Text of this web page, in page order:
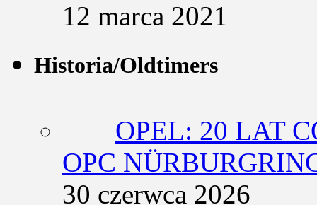
12 marca 2021
Historia/Oldtimers
OPEL: 20 LAT
OPC
30 czerwca 2026